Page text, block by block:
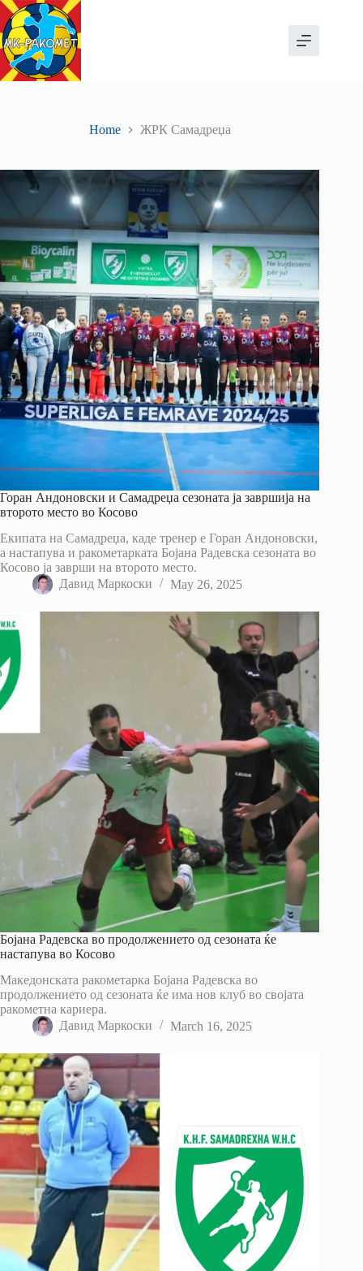
Skip
to
content
Home ЖРК Самадреџа
Горан Андоновски и Самадреџа сезоната ја завршија на
второто место во Косово
Екипата на Самадреџа, каде тренер е Горан Андоновски,
а настапува и ракометарката Бојана Радевска сезоната во
Косово ја заврши на второто место.
Давид Маркоски
May 26, 2025
Бојана Радевска во продолжението од сезоната ќе
настапува во Косово
Македонската ракометарка Бојана Радевска во
продолжението од сезоната ќе има нов клуб во својата
ракометна кариера.
Давид Маркоски
March 16, 2025